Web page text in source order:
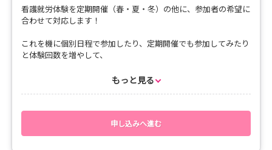
看護就労体験を定期開催（春・夏・冬）の他に、参加者の希望に
合わせて対応します！
これを機に個別日程で参加したり、定期開催でも参加してみたり
と体験回数を増やして、
【場所】
もっと見る
申し込みへ進む